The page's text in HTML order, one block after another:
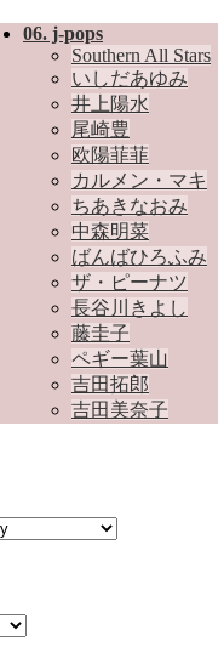
06. j-pops
Southern All Stars
いしだあゆみ
井上陽水
尾崎豊
欧陽菲菲
カルメン・マキ
ちあきなおみ
中森明菜
ばんばひろふみ
ザ・ピーナツ
長谷川きよし
藤圭子
ペギー葉山
吉田拓郎
吉田美奈子